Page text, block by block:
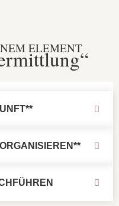
ELEMENT